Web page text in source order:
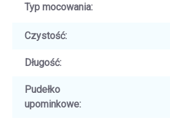
Typ mocowania:
Czystość:
Długość:
Pudełko
upominkowe: